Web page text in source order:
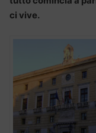
ci vive.